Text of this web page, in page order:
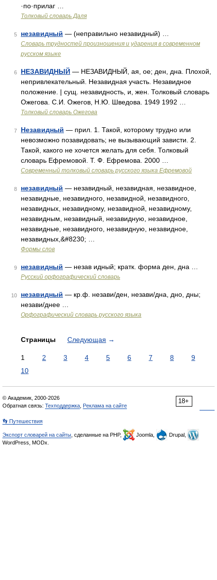
·по·прилаг …
Толковый словарь Даля
5 незавидный — (неправильно незавидный) …
Словарь трудностей произношения и ударения в современном
русском языке
6 НЕЗАВИДНЫЙ — НЕЗАВИДНЫЙ, ая, ое; ден, дна. Плохой,
непривлекательный. Незавидная участь. Незавидное
положение. | сущ. незавидность, и, жен. Толковый словарь
Ожегова. С.И. Ожегов, Н.Ю. Шведова. 1949 1992 …
Толковый словарь Ожегова
7 Незавидный — прил. 1. Такой, которому трудно или
невозможно позавидовать; не вызывающий зависти. 2.
Такой, какого не хочется желать для себя. Толковый
словарь Ефремовой. Т. Ф. Ефремова. 2000 …
Современный толковый словарь русского языка Ефремовой
8 незавидный — незавидный, незавидная, незавидное,
незавидные, незавидного, незавидной, незавидного,
незавидных, незавидному, незавидной, незавидному,
незавидным, незавидный, незавидную, незавидное,
незавидные, незавидного, незавидную, незавидное,
незавидных,&#8230; …
Формы слов
9 незавидный — незав идный; кратк. форма ден, дна …
Русский орфографический словарь
10 незавидный — кр.ф. незави/ден, незави/дна, дно, дны;
незави/днее …
Орфографический словарь русского языка
Страницы Следующая →
1 2 3 4 5 6 7 8
9
10
18+
© Академик, 2000-2026
Обратная связь: Техподдержка Реклама на сайте
👣 Путешествия
Экспорт словарей на сайты , сделанные на PHP, Joomla,
Drupal,
WordPress, MODx.